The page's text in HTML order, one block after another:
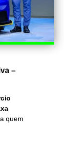
–
quem